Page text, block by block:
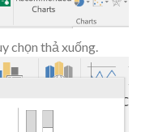
chọn thả xuống.